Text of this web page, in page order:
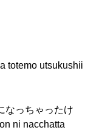
totemo utsukushii
なっちゃったけ
ni nacchatta